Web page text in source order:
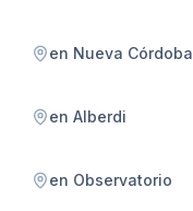
en Nueva Córdoba
en Alberdi
en Observatorio